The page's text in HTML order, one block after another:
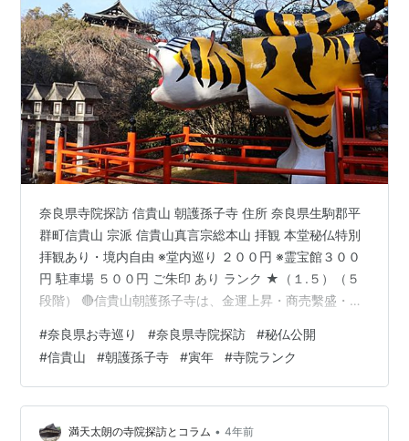
奈良県寺院探訪 信貴山 朝護孫子寺 住所 奈良県生駒郡平
群町信貴山 宗派 信貴山真言宗総本山 拝観 本堂秘仏特別
拝観あり・境内自由 ※堂内巡り ２００円 ※霊宝館３００
円 駐車場 ５００円 ご朱印 あり ランク ★（１.５）（５
段階） 🔴信貴山朝護孫子寺は、金運上昇・商売繫盛・厄
れる。塔頭寺院も千手院・玉蔵院・成福院の３ヵ寺が
各々祈願祈祷を受けている。 縁起は古く、聖徳太子が物
部守屋との戦いで勝利し寅年寅の日寅の刻に毘沙門天を
感得したのが始まりとされる。その後、醍醐天皇が重病
の折に毘沙門天の御加護で 全快し朝護孫子寺の勅名を賜
#奈良県お寺巡り #奈良県寺院探訪 #秘仏公開
#信貴山 #朝護孫子寺 #寅年 #寺院ランク
満天太朗の寺院探訪とコラム • 4年前